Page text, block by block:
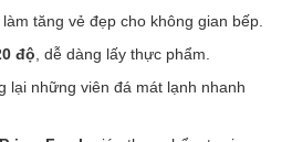
, làm tăng vẻ đẹp cho không gian bếp.
độ , dễ dàng lấy thực phẩm.
lại những viên đá mát lạnh nhanh